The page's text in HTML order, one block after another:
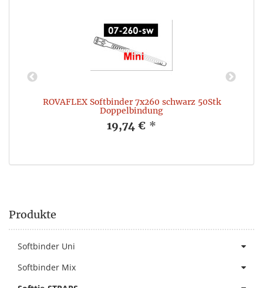
ROVAFLEX Softbinder 7x260 schwarz 50Stk
Doppelbindung
19,74 € *
Produkte
Softbinder Uni
Softbinder Mix